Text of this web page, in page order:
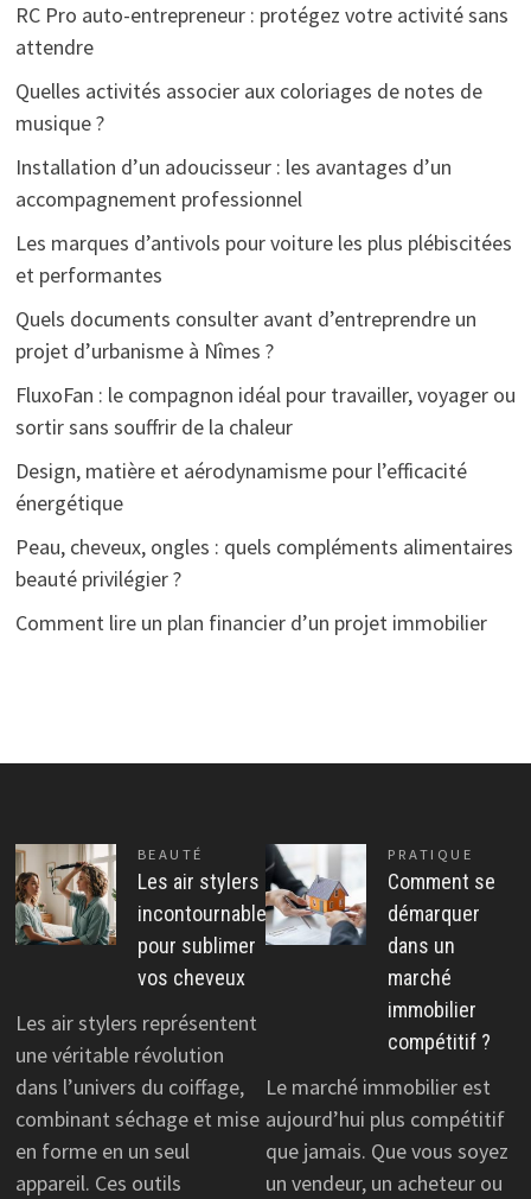
RC Pro auto-entrepreneur : protégez votre activité sans
attendre
Quelles activités associer aux coloriages de notes de
musique ?
Installation d’un adoucisseur : les avantages d’un
accompagnement professionnel
Les marques d’antivols pour voiture les plus plébiscitées
et performantes
Quels documents consulter avant d’entreprendre un
projet d’urbanisme à Nîmes ?
FluxoFan : le compagnon idéal pour travailler, voyager ou
sortir sans souffrir de la chaleur
Design, matière et aérodynamisme pour l’efficacité
énergétique
Peau, cheveux, ongles : quels compléments alimentaires
beauté privilégier ?
Comment lire un plan financier d’un projet immobilier
BEAUTÉ
Les air stylers
incontournables
pour sublimer
vos cheveux
Les air stylers représentent
une véritable révolution
dans l’univers du coiffage,
combinant séchage et mise
en forme en un seul
appareil. Ces outils
PRATIQUE
Comment se
démarquer
dans un
marché
immobilier
compétitif ?
Le marché immobilier est
aujourd’hui plus compétitif
que jamais. Que vous soyez
un vendeur, un acheteur ou